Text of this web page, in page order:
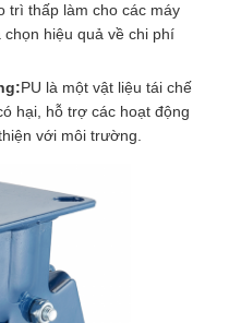
trì thấp làm cho các máy
hiệu quả về chi phí
PU là một vật liệu tái chế
hại, hỗ trợ các hoạt động
với môi trường.